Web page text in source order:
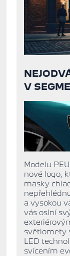
V
Modelu
nové logo,
masky
a vysokou
vás oslní
světlomety
LED
svícením